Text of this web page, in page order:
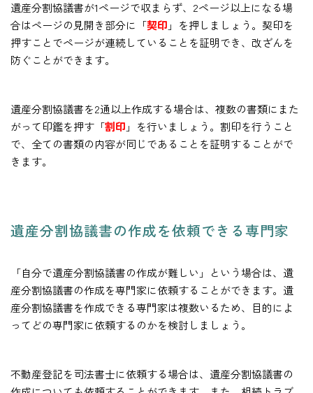
遺産分割協議書が1ページで収まらず、2ページ以上になる場
合はページの見開き部分に「契印 」を押しましょう。契印を
押すことでページが連続していることを証明でき、改ざんを
防ぐことができます。
遺産分割協議書を2通以上作成する場合は、複数の書類にまた
がって印鑑を押す「割印 」を行いましょう。割印を行うこと
で、全ての書類の内容が同じであることを証明することがで
きます。
遺産分割協議書の作成を依頼できる専門家
「自分で遺産分割協議書の作成が難しい」という場合は、遺
産分割協議書の作成を専門家に依頼することができます。遺
産分割協議書を作成できる専門家は複数いるため、目的によ
ってどの専門家に依頼するのかを検討しましょう。
不動産登記を司法書士に依頼する場合は、遺産分割協議書の